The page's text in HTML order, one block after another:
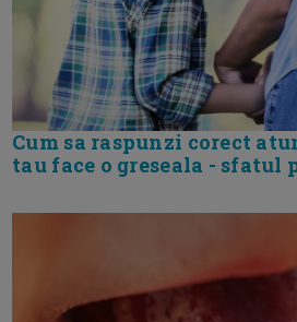
Cum sa raspunzi corect
tau face o greseala - sfatul